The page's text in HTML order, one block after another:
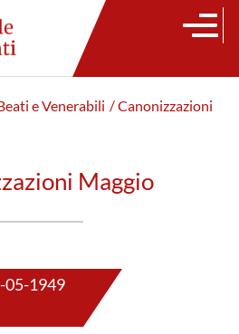
e Venerabili / Canonizzazioni
Maggio
05-1949